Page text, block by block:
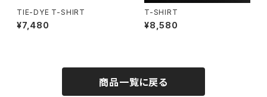
TIE-DYE T-SHIRT
¥7,480
T-SHIRT
¥8,580
商品一覧に戻る